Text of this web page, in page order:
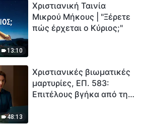
13:10
Χριστιανική Ταινία
Μικρού Μήκους | "Ξέρετε
πώς έρχεται ο Κύριος;"
48:13
Χριστιανικές βιωματικές
μαρτυρίες, ΕΠ. 583:
Επιτέλους βγήκα από τη